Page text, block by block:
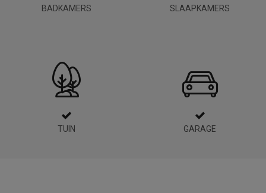
BADKAMERS SLAAPKAMERS
TUIN GARAGE